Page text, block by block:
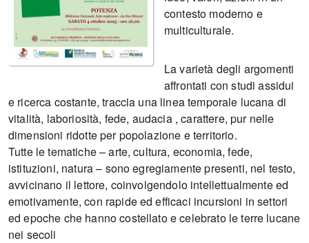
contesto moderno e
multiculturale.
La varietà degli argomenti
affrontati con studi assidui
e ricerca costante, traccia una linea temporale lucana di
vitalità, laboriosità, fede, audacia , carattere, pur nelle
dimensioni ridotte per popolazione e territorio.
Tutte le tematiche – arte, cultura, economia, fede,
istituzioni, natura – sono egregiamente presenti, nel testo,
avvicinano il lettore, coinvolgendolo intellettualmente ed
emotivamente, con rapide ed efficaci incursioni in settori
ed epoche che hanno costellato e celebrato le terre lucane
nei secoli